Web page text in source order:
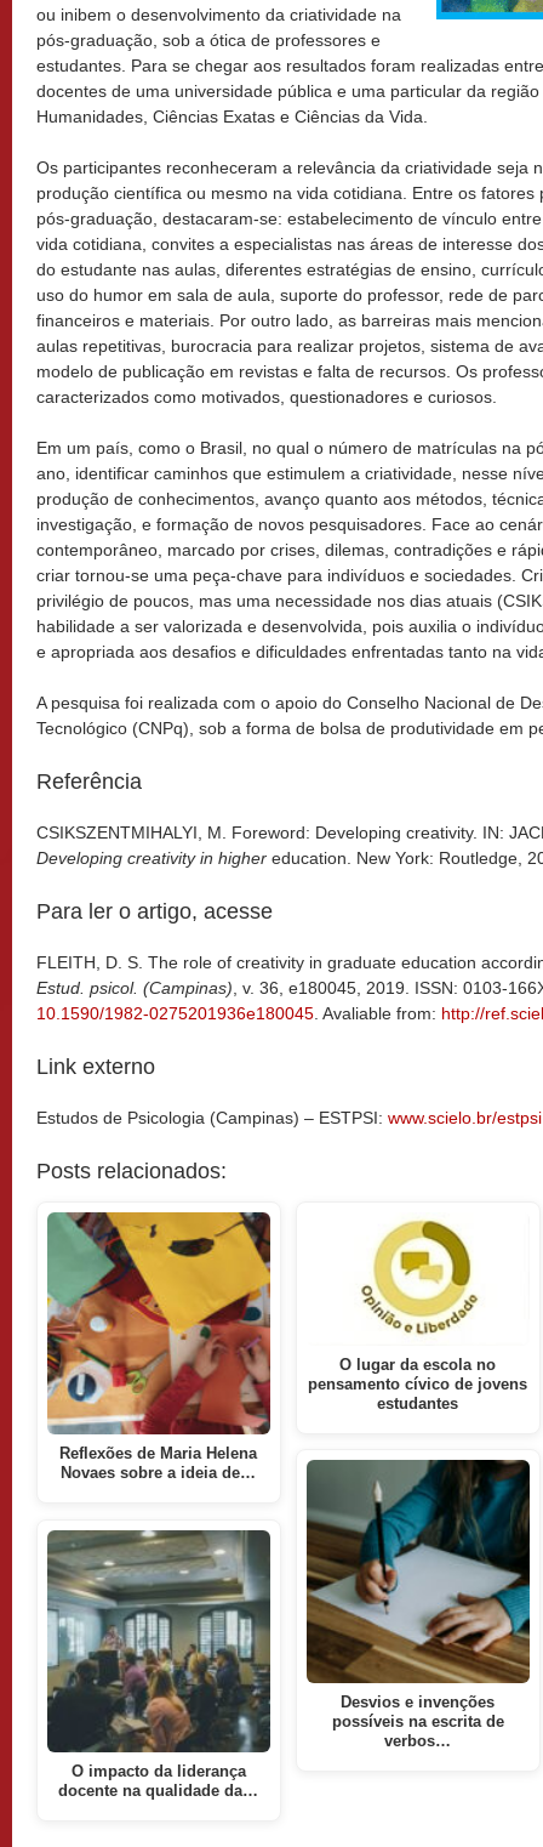
ou inibem o desenvolvimento da criatividade na
pós-graduação, sob a ótica de professores e
estudantes. Para se chegar aos resultados foram realizadas
docentes de uma universidade pública e uma particular da
Humanidades, Ciências Exatas e Ciências da Vida.
Os participantes reconheceram a relevância da criatividade seja
produção científica ou mesmo na vida cotidiana. Entre os
pós-graduação, destacaram-se: estabelecimento de vínculo
vida cotidiana, convites a especialistas nas áreas de interesse
do estudante nas aulas, diferentes estratégias de ensino,
uso do humor em sala de aula, suporte do professor, rede de
financeiros e materiais. Por outro lado, as barreiras mais
aulas repetitivas, burocracia para realizar projetos, sistema de
modelo de publicação em revistas e falta de recursos. Os
caracterizados como motivados, questionadores e curiosos.
Em um país, como o Brasil, no qual o número de matrículas na
ano, identificar caminhos que estimulem a criatividade, nesse
produção de conhecimentos, avanço quanto aos métodos,
investigação, e formação de novos pesquisadores. Face ao
contemporâneo, marcado por crises, dilemas, contradições e
criar tornou-se uma peça-chave para indivíduos e sociedades.
privilégio de poucos, mas uma necessidade nos dias atuais
habilidade a ser valorizada e desenvolvida, pois auxilia o
e apropriada aos desafios e dificuldades enfrentadas tanto na
A pesquisa foi realizada com o apoio do Conselho Nacional de
Tecnológico (CNPq), sob a forma de bolsa de produtividade em
Referência
CSIKSZENTMIHALYI, M. Foreword: Developing creativity. IN:
Developing creativity in higher education. New York: Routledge,
Para ler o artigo, acesse
FLEITH, D. S. The role of creativity in graduate education
Estud. psicol. (Campinas) , v. 36, e180045, 2019. ISSN: 0103-
10.1590/1982-0275201936e180045 . Avaliable from: http://
Link externo
Estudos de Psicologia (Campinas) – ESTPSI: www.scielo.br/estpsi
Posts relacionados:
Reflexões de Maria Helena
Novaes sobre a ideia de…
O impacto da liderança
docente na qualidade da…
O lugar da escola no
pensamento cívico de jovens
estudantes
Desvios e invenções
possíveis na escrita de
verbos…